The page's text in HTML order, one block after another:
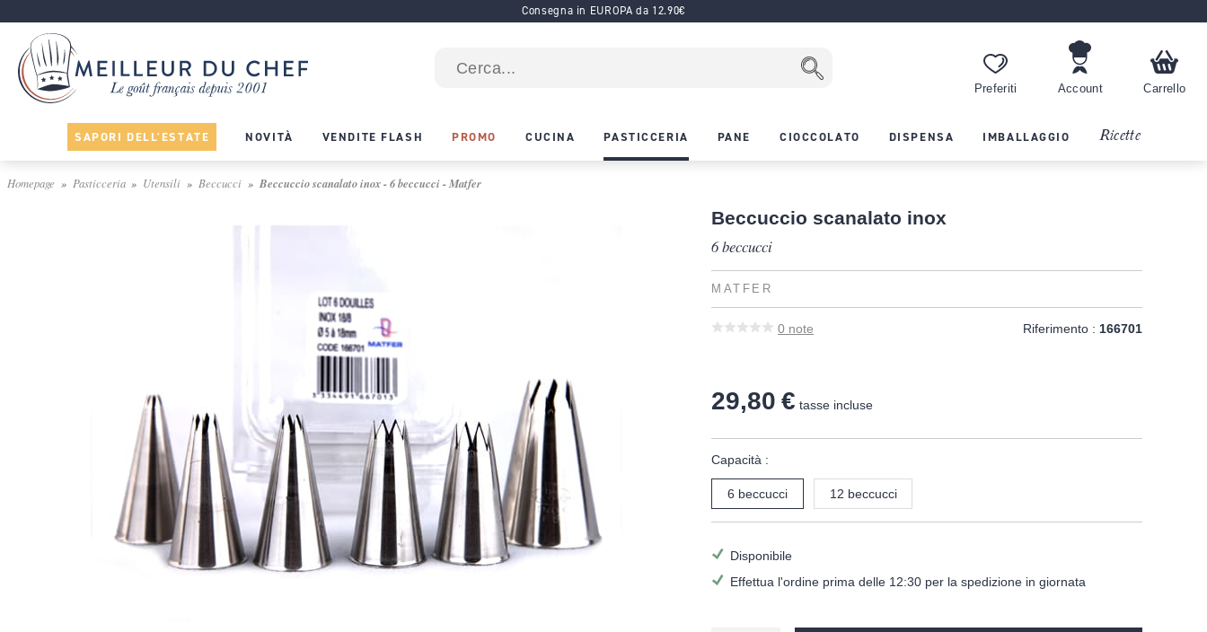
Consegna in EUROPA da 12.90€
Preferiti Account Carrello
SAPORI DELL'ESTATE NOVITÀ VENDITE FLASH PROMO CUCINA PASTICCERIA PANE CIOCCOLATO DISPENSA IMBALLAGGIO Ricette
Homepage Pasticceria Utensili Beccucci Beccuccio scanalato inox - 6 beccucci - Matfer
Beccuccio scanalato inox
6 beccucci
MATFER
0 note Riferimento : 166701
29,80 € tasse incluse
Capacità :
6 beccucci 12 beccucci
Disponibile
Effettua l'ordine prima delle 12:30 per la spedizione in giornata